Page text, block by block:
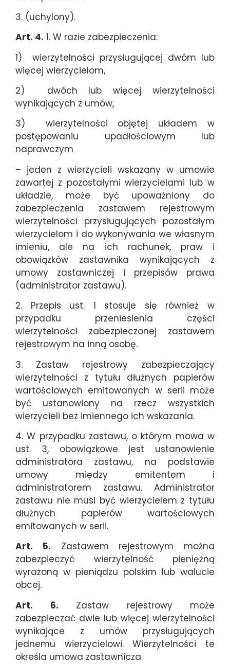
3. (uchylony).
Art. 4. 1. W razie zabezpieczenia:
1) wierzytelności przysługującej dwóm lub
więcej wierzycielom,
2) dwóch lub więcej wierzytelności
wynikających z umów,
3) wierzytelności objętej układem w
postępowaniu upadłościowym lub
naprawczym
– jeden z wierzycieli wskazany w umowie
zawartej z pozostałymi wierzycielami lub w
układzie, może być upoważniony do
zabezpieczenia zastawem rejestrowym
wierzytelności przysługujących pozostałym
wierzycielom i do wykonywania we własnym
imieniu, ale na ich rachunek, praw i
obowiązków zastawnika wynikających z
umowy zastawniczej i przepisów prawa
(administrator zastawu).
2. Przepis ust. 1 stosuje się również w
przypadku przeniesienia części
wierzytelności zabezpieczonej zastawem
rejestrowym na inną osobę.
3. Zastaw rejestrowy zabezpieczający
wierzytelności z tytułu dłużnych papierów
wartościowych emitowanych w serii może
być ustanowiony na rzecz wszystkich
wierzycieli bez imiennego ich wskazania.
4. W przypadku zastawu, o którym mowa w
ust. 3, obowiązkowe jest ustanowienie
administratora zastawu, na podstawie
umowy między emitentem i
administratorem zastawu. Administrator
zastawu nie musi być wierzycielem z tytułu
dłużnych papierów wartościowych
emitowanych w serii.
Art. 5. Zastawem rejestrowym można
zabezpieczyć wierzytelność pieniężną
wyrażoną w pieniądzu polskim lub walucie
obcej.
Art. 6. Zastaw rejestrowy może
zabezpieczać dwie lub więcej wierzytelności
wynikające z umów przysługujących
jednemu wierzycielowi. Wierzytelności te
określa umowa zastawnicza.